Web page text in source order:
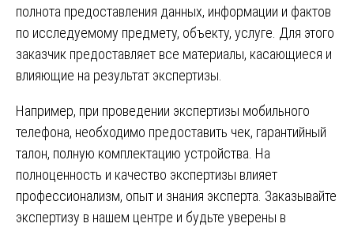
полнота предоставления данных, информации и фактов
по исследуемому предмету, объекту, услуге. Для этого
заказчик предоставляет все материалы, касающиеся и
влияющие на результат экспертизы.
Например, при проведении экспертизы мобильного
телефона, необходимо предоставить чек, гарантийный
талон, полную комплектацию устройства. На
полноценность и качество экспертизы влияет
профессионализм, опыт и знания эксперта. Заказывайте
экспертизу в нашем центре и будьте уверены в